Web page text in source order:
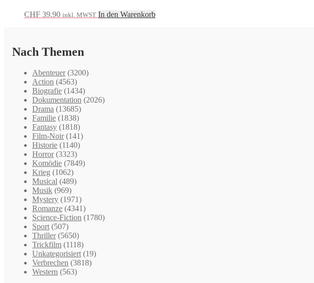
CHF 39.90 inkl. MWST In den Warenkorb
Nach Themen
Abenteuer (3200)
Action (4563)
Biografie (1434)
Dokumentation (2026)
Drama (13685)
Familie (1838)
Fantasy (1818)
Film-Noir (141)
Historie (1140)
Horror (3323)
Komödie (7849)
Krieg (1062)
Musical (489)
Musik (969)
Mystery (1971)
Romanze (4341)
Science-Fiction (1780)
Sport (507)
Thriller (5650)
Trickfilm (1118)
Unkategorisiert (19)
Verbrechen (3818)
Western (563)